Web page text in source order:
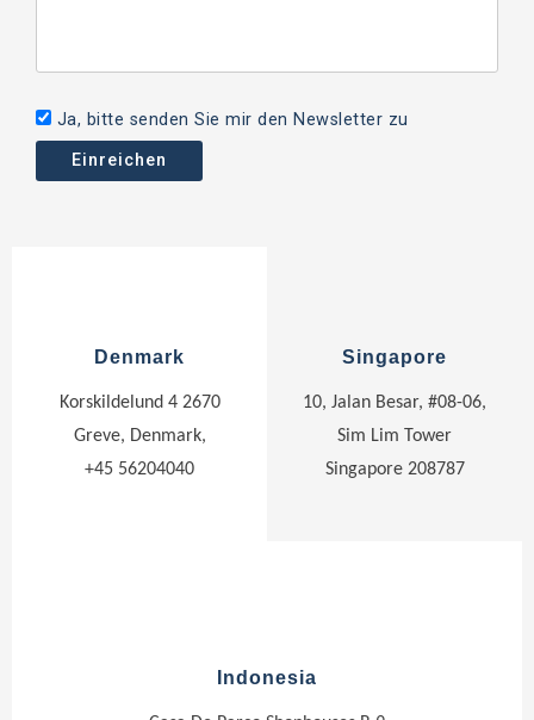
Ja, bitte senden Sie mir den Newsletter zu
Denmark
Korskildelund 4 2670
Greve, Denmark,
+45 56204040
Singapore
10, Jalan Besar, #08-06,
Sim Lim Tower
Singapore 208787
Indonesia